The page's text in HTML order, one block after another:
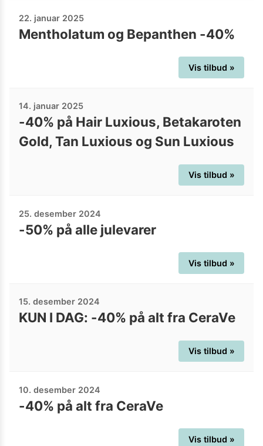
22. januar 2025
Mentholatum og Bepanthen -40%
Vis tilbud »
14. januar 2025
-40% på Hair Luxious, Betakaroten
Gold, Tan Luxious og Sun Luxious
Vis tilbud »
25. desember 2024
-50% på alle julevarer
Vis tilbud »
15. desember 2024
KUN I DAG: -40% på alt fra CeraVe
Vis tilbud »
10. desember 2024
-40% på alt fra CeraVe
Vis tilbud »